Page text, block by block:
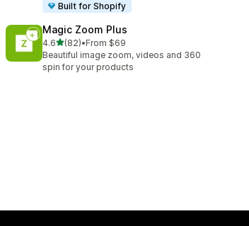
Built for Shopify
Magic Zoom Plus
4.6เต็ม 5 ดาว
(82)
ทั้งหมด 82 รีวิว
•From $69
Beautiful image zoom, videos and 360
spin for your products